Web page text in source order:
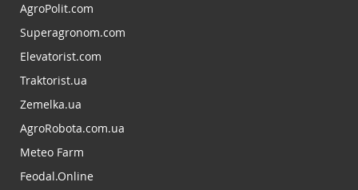
AgroPolit.com
Superagronom.com
Elevatorist.com
Traktorist.ua
Zemelka.ua
AgroRobota.com.ua
Meteo Farm
Feodal.Online